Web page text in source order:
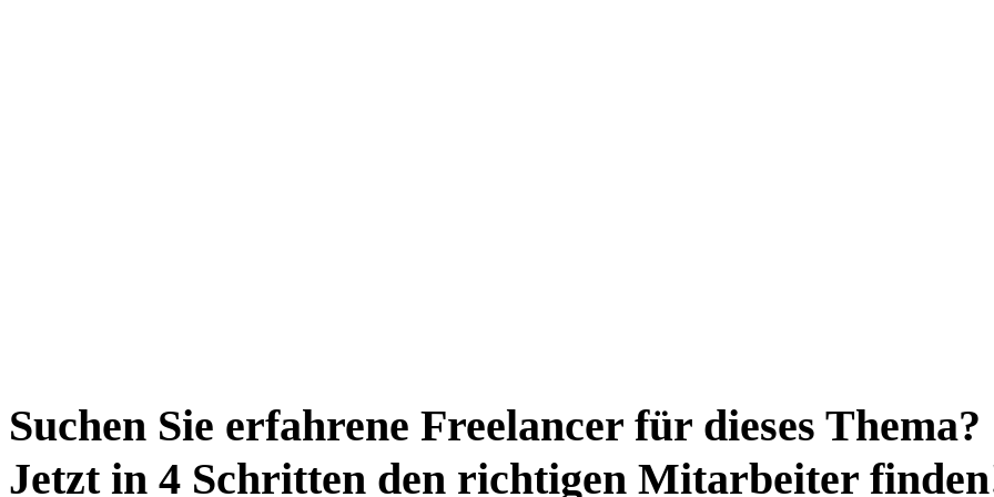
Suchen Sie erfahrene Freelancer für dieses Thema?
Jetzt in 4 Schritten den richtigen Mitarbeiter